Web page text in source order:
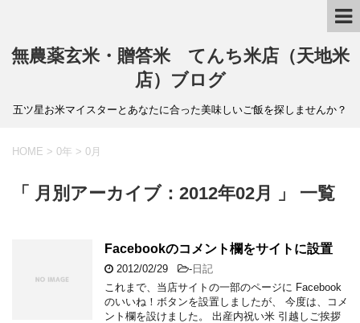
無農薬玄米・贈答米 てんち米店（天地米
店）ブログ
五ツ星お米マイスターとあなたに合った美味しいご飯を探しませんか？
HOME > 0年 > 0月
「 月別アーカイブ：2012年02月 」 一覧
Facebookのコメント欄をサイトに設置
2012/02/29 -日記
これまで、当店サイトの一部のページに Facebook
のいいね！ボタンを設置しましたが、 今度は、コメ
ント欄を設けました。 出産内祝い米 引越しご挨拶